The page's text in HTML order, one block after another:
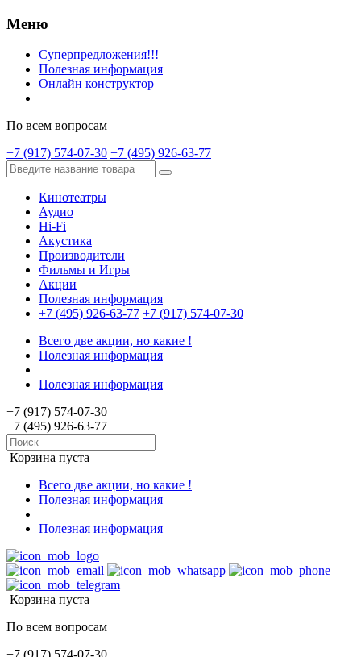
Меню
Суперпредложения!!!
Полезная информация
Онлайн конструктор
По всем вопросам
+7 (917) 574-07-30 +7 (495) 926-63-77
Кинотеатры
Аудио
Hi-Fi
Акустика
Производители
Фильмы и Игры
Акции
Полезная информация
+7 (495) 926-63-77 +7 (917) 574-07-30
Всего две акции, но какие !
Полезная информация
Полезная информация
+7 (917) 574-07-30
+7 (495) 926-63-77
Корзина пуста
Всего две акции, но какие !
Полезная информация
Полезная информация
Корзина пуста
По всем вопросам